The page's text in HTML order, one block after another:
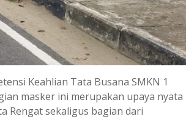
Keahlian Tata Busana SMKN 1
masker ini merupakan upaya nyata
Rengat sekaligus bagian dari